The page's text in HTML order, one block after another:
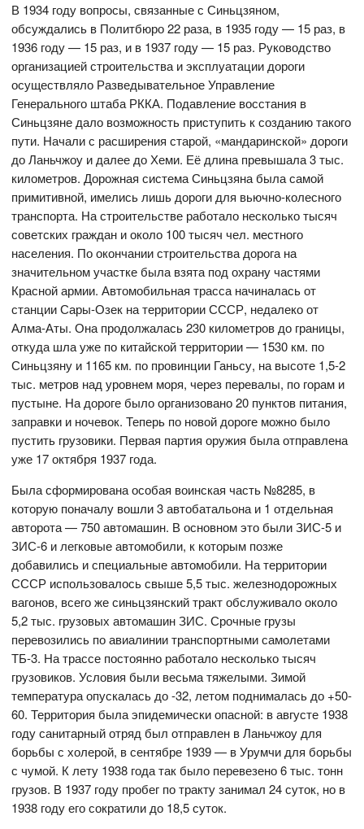
В 1934 году вопросы, связанные с Синьцзяном,
обсуждались в Политбюро 22 раза, в 1935 году — 15 раз, в
1936 году — 15 раз, и в 1937 году — 15 раз. Руководство
организацией строительства и эксплуатации дороги
осуществляло Разведывательное Управление
Генерального штаба РККА. Подавление восстания в
Синьцзяне дало возможность приступить к созданию такого
пути. Начали с расширения старой, «мандаринской» дороги
до Ланьчжоу и далее до Хеми. Её длина превышала 3 тыс.
километров. Дорожная система Синьцзяна была самой
примитивной, имелись лишь дороги для вьючно-колесного
транспорта. На строительстве работало несколько тысяч
советских граждан и около 100 тысяч чел. местного
населения. По окончании строительства дорога на
значительном участке была взята под охрану частями
Красной армии. Автомобильная трасса начиналась от
станции Сары-Озек на территории СССР, недалеко от
Алма-Аты. Она продолжалась 230 километров до границы,
откуда шла уже по китайской территории — 1530 км. по
Синьцзяну и 1165 км. по провинции Ганьсу, на высоте 1,5-2
тыс. метров над уровнем моря, через перевалы, по горам и
пустыне. На дороге было организовано 20 пунктов питания,
заправки и ночевок. Теперь по новой дороге можно было
пустить грузовики. Первая партия оружия была отправлена
уже 17 октября 1937 года.
Была сформирована особая воинская часть №8285, в
которую поначалу вошли 3 автобатальона и 1 отдельная
авторота — 750 автомашин. В основном это были ЗИС-5 и
ЗИС-6 и легковые автомобили, к которым позже
добавились и специальные автомобили. На территории
СССР использовалось свыше 5,5 тыс. железнодорожных
вагонов, всего же синьцзянский тракт обслуживало около
5,2 тыс. грузовых автомашин ЗИС. Срочные грузы
перевозились по авиалинии транспортными самолетами
ТБ-3. На трассе постоянно работало несколько тысяч
грузовиков. Условия были весьма тяжелыми. Зимой
температура опускалась до -32, летом поднималась до +50-
60. Территория была эпидемически опасной: в августе 1938
году санитарный отряд был отправлен в Ланьчжоу для
борьбы с холерой, в сентябре 1939 — в Урумчи для борьбы
с чумой. К лету 1938 года так было перевезено 6 тыс. тонн
грузов. В 1937 году пробег по тракту занимал 24 суток, но в
1938 году его сократили до 18,5 суток.